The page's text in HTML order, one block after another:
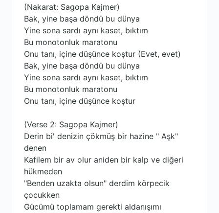
(Nakarat: Sagopa Kajmer)
Bak, yine başa döndü bu dünya
Yine sona sardı aynı kaset, bıktım
Bu monotonluk maratonu
Onu tanı, içine düşünce koştur (Evet, evet)
Bak, yine başa döndü bu dünya
Yine sona sardı aynı kaset, bıktım
Bu monotonluk maratonu
Onu tanı, içine düşünce koştur
(Verse 2: Sagopa Kajmer)
Derin bi' denizin çökmüş bir hazine " Aşk"
denen
Kafilem bir av olur aniden bir kalp ve diğeri
hükmeden
"Benden uzakta olsun" derdim körpecik
çocukken
Gücümü toplamam gerekti aldanışımı